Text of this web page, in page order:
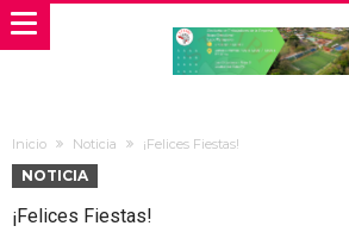
Inicio Noticia ¡Felices Fiestas!
NOTICIA
¡Felices Fiestas!